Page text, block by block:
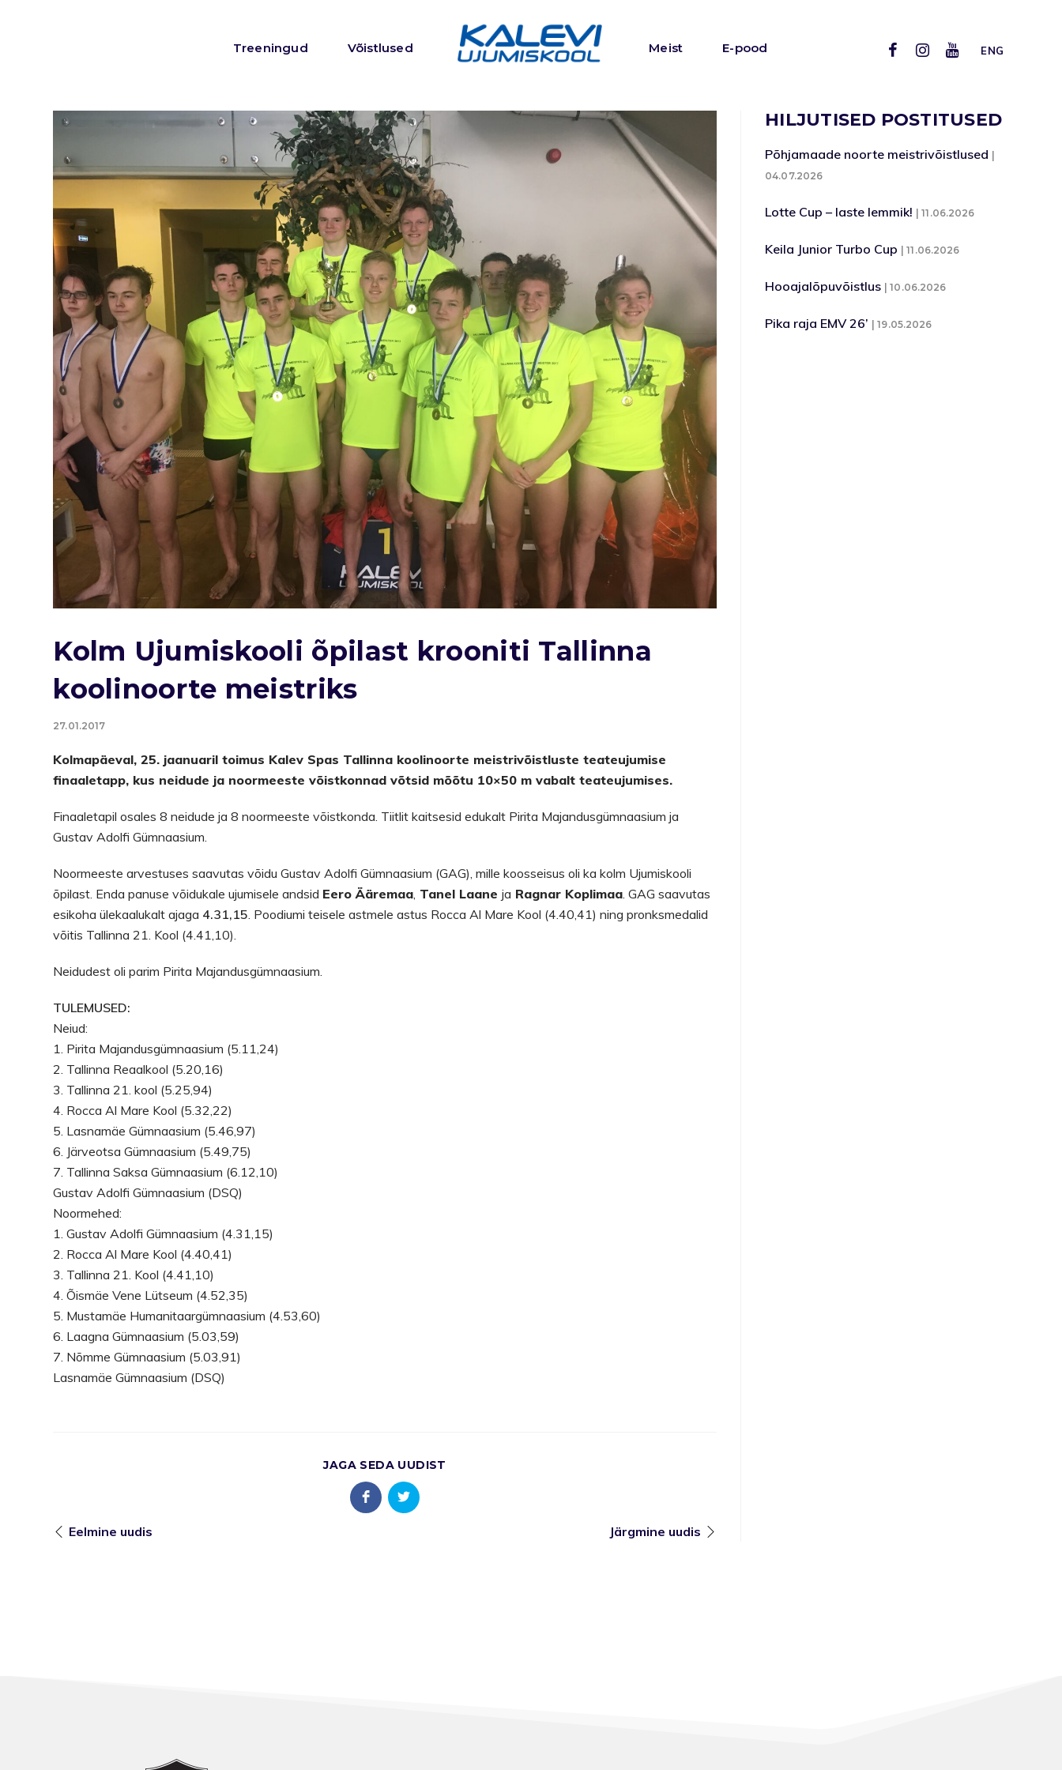
ENG
Treeningud Võistlused Meist E-pood
Kolm Ujumiskooli õpilast krooniti Tallinna
koolinoorte meistriks
27.01.2017
Kolmapäeval, 25. jaanuaril toimus Kalev Spas Tallinna koolinoorte meistrivõistluste teateujumise
finaaletapp, kus neidude ja noormeeste võistkonnad võtsid mõõtu 10×50 m vabalt teateujumises.
Finaaletapil osales 8 neidude ja 8 noormeeste võistkonda. Tiitlit kaitsesid edukalt Pirita Majandusgümnaasium ja
Gustav Adolfi Gümnaasium.
Noormeeste arvestuses saavutas võidu Gustav Adolfi Gümnaasium (GAG), mille koosseisus oli ka kolm Ujumiskooli
õpilast. Enda panuse võidukale ujumisele andsid Eero Ääremaa Tanel Laaneja Ragnar Koplimaa . GAG saavutas
esikoha ülekaalukalt ajaga 4.31,15 . Poodiumi teisele astmele astus Rocca Al Mare Kool (4.40,41) ning pronksmedalid
võitis Tallinna 21. Kool (4.41,10).
Neidudest oli parim Pirita Majandusgümnaasium.
TULEMUSED:
Neiud:
1. Pirita Majandusgümnaasium (5.11,24)
2. Tallinna Reaalkool (5.20,16)
3. Tallinna 21. kool (5.25,94)
4. Rocca Al Mare Kool (5.32,22)
5. Lasnamäe Gümnaasium (5.46,97)
6. Järveotsa Gümnaasium (5.49,75)
7. Tallinna Saksa Gümnaasium (6.12,10)
Gustav Adolfi Gümnaasium (DSQ)
Noormehed:
1. Gustav Adolfi Gümnaasium (4.31,15)
2. Rocca Al Mare Kool (4.40,41)
3. Tallinna 21. Kool (4.41,10)
4. Õismäe Vene Lütseum (4.52,35)
5. Mustamäe Humanitaargümnaasium (4.53,60)
6. Laagna Gümnaasium (5.03,59)
7. Nõmme Gümnaasium (5.03,91)
Lasnamäe Gümnaasium (DSQ)
JAGA SEDA UUDIST
Eelmine uudis Järgmine uudis
HILJUTISED POSTITUSED
Põhjamaade noorte meistrivõistlused
04.07.2026
Lotte Cup – laste lemmik! 11.06.2026
Keila Junior Turbo Cup 11.06.2026
Hooajalõpuvõistlus 10.06.2026
Pika raja EMV 26’ 19.05.2026